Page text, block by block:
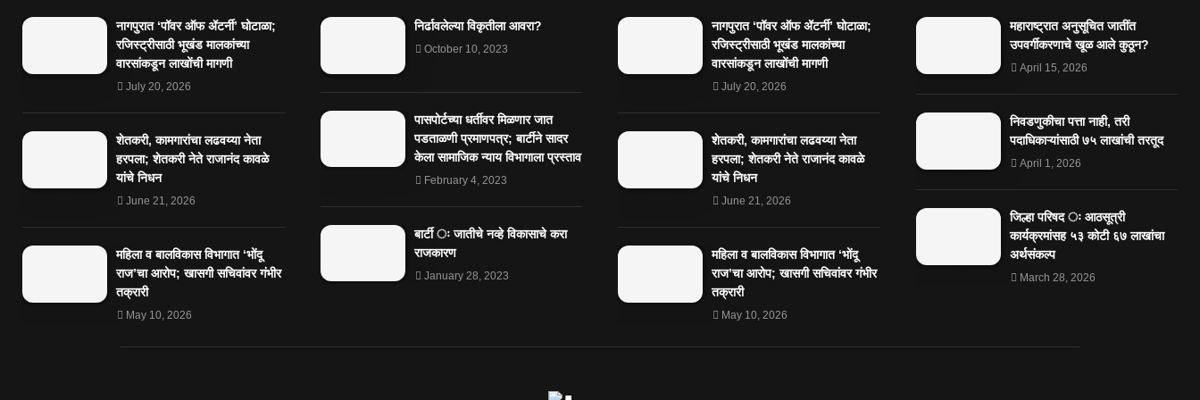
नागपुरात ‘पॉवर ऑफ ॲटर्नी’ घोटाळा;
रजिस्ट्रीसाठी भूखंड मालकांच्या
वारसांकडून लाखोंची मागणी
July 20, 2026
शेतकरी, कामगारांचा लढवय्या नेता
हरपला; शेतकरी नेते राजानंद कावळे
यांचे निधन
June 21, 2026
महिला व बालविकास विभागात ‘भोंदू
राज’चा आरोप; खासगी सचिवांवर गंभीर
तक्रारी
May 10, 2026
निर्ढावलेल्या विकृतीला आवरा?
October 10, 2023
पासपोर्टच्या धर्तीवर मिळणार जात
पडताळणी प्रमाणपत्र; बार्टीने सादर
केला सामाजिक न्याय विभागाला प्रस्ताव
February 4, 2023
बार्टी ः जातीचे नव्हे विकासाचे करा
राजकारण
January 28, 2023
नागपुरात ‘पॉवर ऑफ ॲटर्नी’ घोटाळा;
रजिस्ट्रीसाठी भूखंड मालकांच्या
वारसांकडून लाखोंची मागणी
July 20, 2026
शेतकरी, कामगारांचा लढवय्या नेता
हरपला; शेतकरी नेते राजानंद कावळे
यांचे निधन
June 21, 2026
महिला व बालविकास विभागात ‘भोंदू
राज’चा आरोप; खासगी सचिवांवर गंभीर
तक्रारी
May 10, 2026
महाराष्ट्रात अनुसूचित जातींत
उपवर्गीकरणाचे खूळ आले कुठून?
April 15, 2026
निवडणुकीचा पत्ता नाही, तरी
पदाधिकाऱ्यांसाठी ७५ लाखांची तरतूद
April 1, 2026
जिल्हा परिषद ः आठसूत्री
कार्यक्रमांसह ५३ कोटी ६७ लाखांचा
अर्थसंकल्प
March 28, 2026